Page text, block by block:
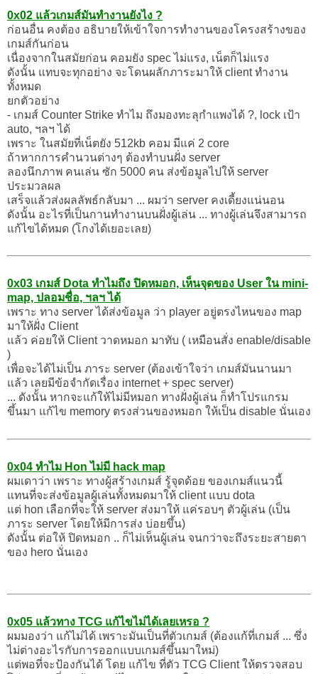
0x02 แล้วเกมส์มันทำงานยังไง ?
ก่อนอื่น คงต้อง อธิบายให้เข้าใจการทำงานของโครงสร้างของ
เกมส์กันก่อน
เนื่องจากในสมัยก่อน คอมยัง spec ไม่แรง, เน็ตก็ไม่แรง
ดังนั้น แทบจะทุกอย่าง จะโดนผลักภาระมาให้ client ทำงาน
ทั้งหมด
ยกตัวอย่าง
- เกมส์ Counter Strike ทำไม ถึงมองทะลุกำแพงได้ ?, lock เป้า
auto, ฯลฯ ได้
เพราะ ในสมัยที่เน็ตยัง 512kb คอม มีแค่ 2 core
ถ้าหากการคำนวนต่างๆ ต้องทำบนฝั่ง server
ลองนึกภาพ คนเล่น ซัก 5000 คน ส่งข้อมูลไปให้ server
ประมวลผล
เสร็จแล้วส่งผลลัพธ์กลับมา ... ผมว่า server คงเดี้ยงแน่นอน
ดังนั้น อะไรที่เป็นกานทำงานบนฝั่งผู้เล่น ... ทางผู้เล่นจึงสามารถ
แก้ไขได้หมด (โกงได้เยอะเลย)
0x03 เกมส์ Dota ทำไมถึง ปิดหมอก, เห็นจุดของ User ใน mini-
map, ปลอมชื่อ, ฯลฯ ได้
เพราะ ทาง server ได้ส่งข้อมูล ว่า player อยู่ตรงไหนของ map
มาให้ฝั่ง Client
แล้ว ค่อยให้ Client วาดหมอก มาทับ ( เหมือนสั่ง enable/disable
)
เพื่อจะได้ไม่เป็น ภาระ server (ต้องเข้าใจว่า เกมส์มันนานมา
แล้ว เลยมีข้อจำกัดเรื่อง internet + spec server)
... ดังนั้น หากจะแก้ให้ไม่มีหมอก ทางฝั่งผู้เล่น ก็ทำโปรแกรม
ขึ้นมา แก้ไข memory ตรงส่วนของหมอก ให้เป็น disable นั่นเอง
0x04 ทำไม Hon ไม่มี hack map
ผมเดาว่า เพราะ ทางผู้สร้างเกมส์ รู้จุดด้อย ของเกมส์แนวนี้
แทนที่จะส่งข้อมูลผู้เล่นทั้งหมดมาให้ client แบบ dota
แต่ hon เลือกที่จะให้ server ส่งมาให้ แค่รอบๆ ตัวผู้เล่น (เป็น
ภาระ server โดยให้มีการส่ง บ่อยขึ้น)
ดังนั้น ต่อให้ ปิดหมอก .. ก็ไม่เห็นผู้เล่น จนกว่าจะถึงระยะสายตา
ของ hero นั่นเอง
0x05 แล้วทาง TCG แก้ไขไม่ได้เลยเหรอ ?
ผมมองว่า แก้ไม่ได้ เพราะมันเป็นที่ตัวเกมส์ (ต้องแก้ที่เกมส์ ... ซึ่ง
ไม่ต่างอะไรกับการออกแบบเกมส์ขึ้นมาใหม่)
แต่พอที่จะป้องกันได้ โดย แก้ไข ที่ตัว TCG Client ให้ตรวจสอบ